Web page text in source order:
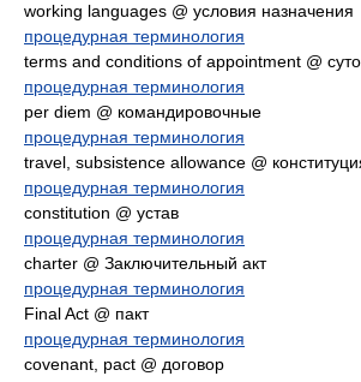
working languages @ условия назначения
процедурная терминология
terms and conditions of appointment @
процедурная терминология
per diem @ командировочные
процедурная терминология
travel, subsistence allowance @
процедурная терминология
constitution @ устав
процедурная терминология
charter @ Заключительный акт
процедурная терминология
Final Act @ пакт
процедурная терминология
covenant, pact @ договор